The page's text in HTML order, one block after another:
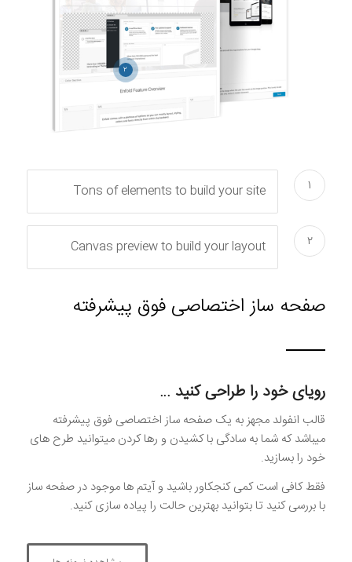
۲
۱ Tons of elements to build your site
۲ Canvas preview to build your layout
صفحه ساز اختصاصی فوق پیشرفته
رویای خود را طراحی کنید …
قالب انفولد مجهز به یک صفحه ساز اختصاصی فوق پیشرفته
میباشد که شما به سادگی با کشیدن و رها کردن میتوانید طرح های
خود را بسازید.
فقط کافی است کمی کنجکاور باشید و آیتم ها موجود در صفحه ساز
با بررسی کنید تا بتوانید بهترین حالت را پیاده سازی کنید.